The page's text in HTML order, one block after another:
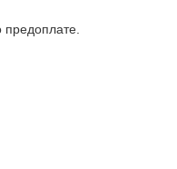
предоплате.